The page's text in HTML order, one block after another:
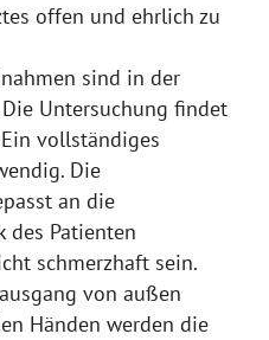
offen und ehrlich zu
sind in der
Untersuchung findet
vollständiges
Die
an die
des Patienten
schmerzhaft sein.
von außen
Händen werden die